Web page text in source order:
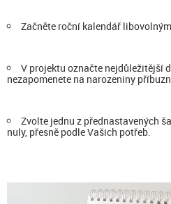
Začněte roční kalendář
V projektu označte nejdůležitější
nezapomenete na narozeniny
Zvolte jednu z přednastavených
nuly, přesně podle Vašich potřeb.